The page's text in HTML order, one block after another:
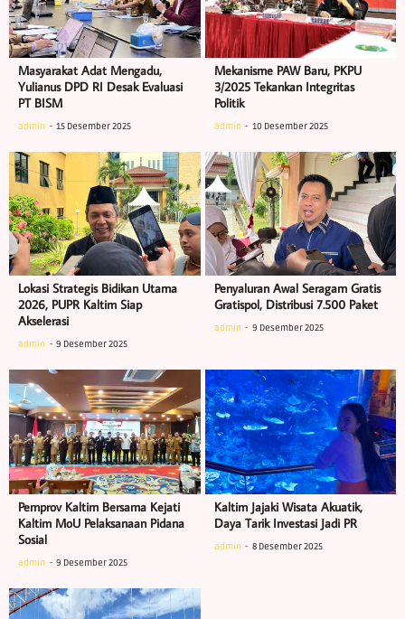
Masyarakat Adat Mengadu,
Yulianus DPD RI Desak Evaluasi
PT BISM
admin 15 Desember 2025
Mekanisme PAW Baru, PKPU
3/2025 Tekankan Integritas
Politik
admin 10 Desember 2025
Lokasi Strategis Bidikan Utama
2026, PUPR Kaltim Siap
Akselerasi
admin 9 Desember 2025
Penyaluran Awal Seragam Gratis
Gratispol, Distribusi 7.500 Paket
admin 9 Desember 2025
Pemprov Kaltim Bersama Kejati
Kaltim MoU Pelaksanaan Pidana
Sosial
admin 9 Desember 2025
Kaltim Jajaki Wisata Akuatik,
Daya Tarik Investasi Jadi PR
admin 8 Desember 2025